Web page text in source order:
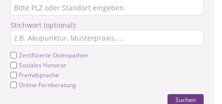
Stichwort (optional):
Zertifizierte Osteopathen
Soziales Honorar
Fremdsprache
Online-Fernberatung
Suchen